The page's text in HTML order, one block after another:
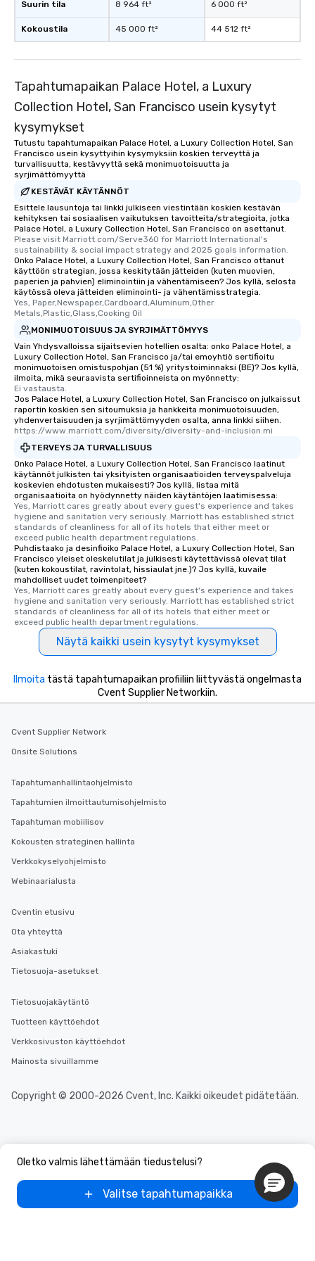
Smacking Foodie
last. It’s an
will reminisce about
leave. Location, Location, Location
convenient and
experience is
restaurants are within
members a chance to
networking
heading to the next
itinerary. You Get a Dinner and a Show
Our tours offer an
entertainment. All
fascinating stories.
interactive
along the way
Different Types of
experiences offer the
several renowned
and your guests
discovered otherwise
at a typical corporate
a way to try some of
in the city and dive
selected dishes are
high standards to
from Day to Night
group experience,
key. Whether you
business hours or
after work, we can
you to provide
You Like Along with
Suurin tila
Kokoustila
8 964 ft²
45 000 ft²
6 000 ft²
44 512 ft²
Tapahtumapaikan Palace Hotel, a Luxury
Collection Hotel, San Francisco usein kysytyt
kysymykset
Tutustu tapahtumapaikan Palace Hotel, a Luxury Collection Hotel, San
Francisco usein kysyttyihin kysymyksiin koskien terveyttä ja
turvallisuutta, kestävyyttä sekä monimuotoisuutta ja
syrjimättömyyttä
KESTÄVÄT KÄYTÄNNÖT
Esittele lausuntoja tai linkki julkiseen viestintään koskien kestävän
kehityksen tai sosiaalisen vaikutuksen tavoitteita/strategioita, jotka
Palace Hotel, a Luxury Collection Hotel, San Francisco on asettanut.
Please visit Marriott.com/Serve360 for Marriott International's
sustainability & social impact strategy and 2025 goals information.
Onko Palace Hotel, a Luxury Collection Hotel, San Francisco ottanut
käyttöön strategian, jossa keskitytään jätteiden (kuten muovien,
paperien ja pahvien) eliminointiin ja vähentämiseen? Jos kyllä, selosta
käytössä oleva jätteiden eliminointi- ja vähentämisstrategia.
Yes, Paper,Newspaper,Cardboard,Aluminum,Other
Metals,Plastic,Glass,Cooking Oil
MONIMUOTOISUUS JA SYRJIMÄTTÖMYYS
Vain Yhdysvalloissa sijaitsevien hotellien osalta: onko Palace Hotel, a
Luxury Collection Hotel, San Francisco ja/tai emoyhtiö sertifioitu
monimuotoisen omistuspohjan (51 %) yritystoiminnaksi (BE)? Jos kyllä,
ilmoita, mikä seuraavista sertifioinneista on myönnetty:
Ei vastausta.
Jos Palace Hotel, a Luxury Collection Hotel, San Francisco on julkaissut
raportin koskien sen sitoumuksia ja hankkeita monimuotoisuuden,
yhdenvertaisuuden ja syrjimättömyyden osalta, anna linkki siihen.
https://www.marriott.com/diversity/diversity-and-inclusion.mi
TERVEYS JA TURVALLISUUS
Onko Palace Hotel, a Luxury Collection Hotel, San Francisco laatinut
käytännöt julkisten tai yksityisten organisaatioiden terveyspalveluja
koskevien ehdotusten mukaisesti? Jos kyllä, listaa mitä
organisaatioita on hyödynnetty näiden käytäntöjen laatimisessa:
Yes, Marriott cares greatly about every guest's experience and takes
hygiene and sanitation very seriously. Marriott has established strict
standards of cleanliness for all of its hotels that either meet or
exceed public health department regulations.
Puhdistaako ja desinfioiko Palace Hotel, a Luxury Collection Hotel, San
Francisco yleiset oleskelutilat ja julkisesti käytettävissä olevat tilat
(kuten kokoustilat, ravintolat, hissiaulat jne.)? Jos kyllä, kuvaile
mahdolliset uudet toimenpiteet?
Yes, Marriott cares greatly about every guest's experience and takes
hygiene and sanitation very seriously. Marriott has established strict
standards of cleanliness for all of its hotels that either meet or
exceed public health department regulations.
Näytä kaikki usein kysytyt kysymykset
Oletko valmis lähettämään tiedustelusi?
Valitse tapahtumapaikka
Ilmoita tästä tapahtumapaikan profiiliin liittyvästä ongelmasta
Cvent Supplier Networkiin.
Cvent Supplier Network
Onsite Solutions
Tapahtumanhallintaohjelmisto
Tapahtumien ilmoittautumisohjelmisto
Tapahtuman mobiilisov
Kokousten strateginen hallinta
Verkkokyselyohjelmisto
Webinaarialusta
Cventin etusivu
Ota yhteyttä
Asiakastuki
Tietosuoja-asetukset
Tietosuojakäytäntö
Tuotteen käyttöehdot
Verkkosivuston käyttöehdot
Mainosta sivuillamme
Copyright © 2000-2026 Cvent, Inc. Kaikki oikeudet pidätetään.